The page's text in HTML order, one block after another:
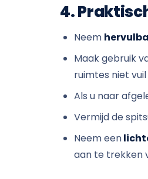
4.
Neem
Maak gebruik
ruimtes niet
Als u naar
Vermijd de
Neem een
aan te trekken